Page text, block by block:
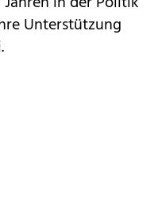
Unterstützung